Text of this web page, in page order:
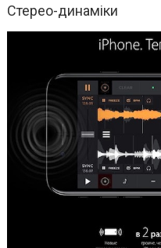
Стерео-динаміки